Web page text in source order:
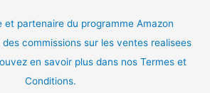
et partenaire du programme Amazon
commissions sur les ventes realisees
en savoir plus dans nos Termes et
Conditions.